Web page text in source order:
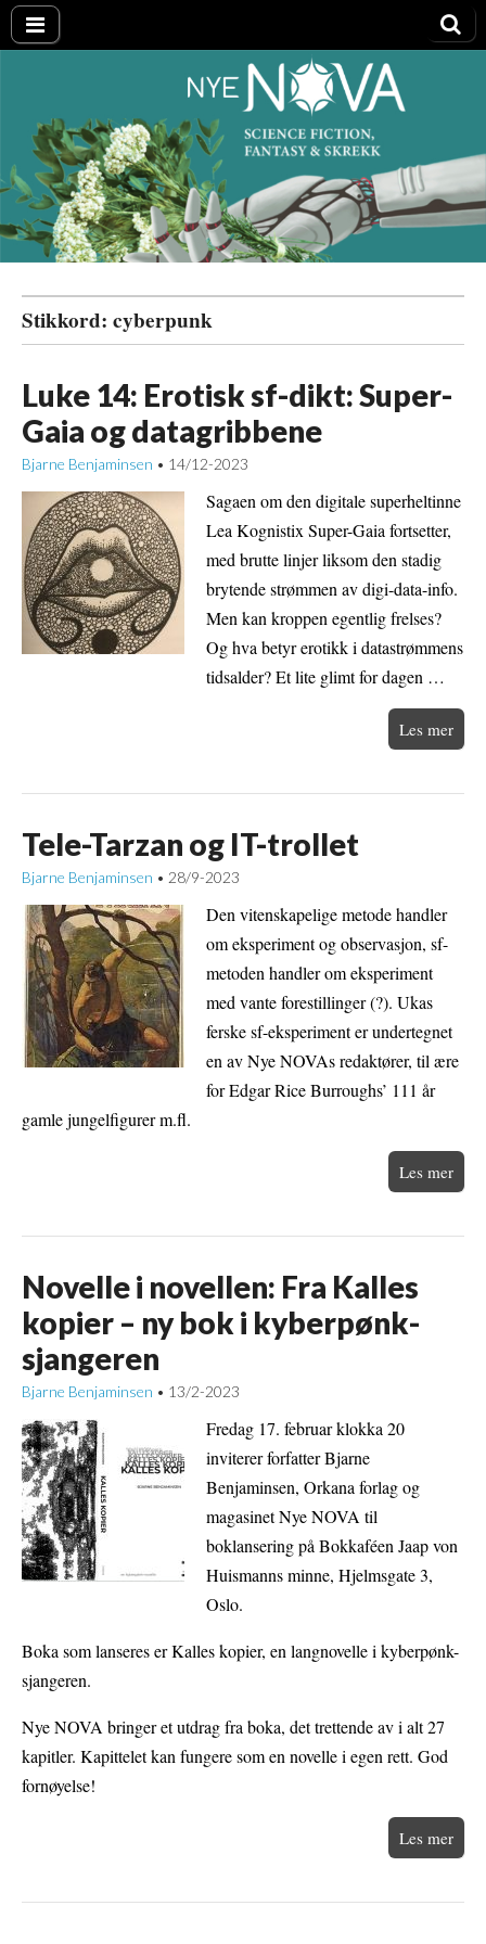
Nye NOVA
Stikkord: cyberpunk
Luke 14: Erotisk sf-dikt: Super-
Gaia og datagribbene
Bjarne Benjaminsen • 14/12-2023
Sagaen om den digitale superheltinne
Lea Kognistix Super-Gaia fortsetter,
med brutte linjer liksom den stadig
brytende strømmen av digi-data-info.
Men kan kroppen egentlig frelses?
Og hva betyr erotikk i datastrømmens
tidsalder? Et lite glimt for dagen …
Les mer
Tele-Tarzan og IT-trollet
Bjarne Benjaminsen • 28/9-2023
Den vitenskapelige metode handler
om eksperiment og observasjon, sf-
metoden handler om eksperiment
med vante forestillinger (?). Ukas
ferske sf-eksperiment er undertegnet
en av Nye NOVAs redaktører, til ære
for Edgar Rice Burroughs’ 111 år
gamle jungelfigurer m.fl.
Les mer
Novelle i novellen: Fra Kalles
kopier – ny bok i kyberpønk-
sjangeren
Bjarne Benjaminsen • 13/2-2023
Fredag 17. februar klokka 20
inviterer forfatter Bjarne
Benjaminsen, Orkana forlag og
magasinet Nye NOVA til
boklansering på Bokkaféen Jaap von
Huismanns minne, Hjelmsgate 3,
Oslo.
Boka som lanseres er Kalles kopier, en langnovelle i kyberpønk-
sjangeren.
Nye NOVA bringer et utdrag fra boka, det trettende av i alt 27
kapitler. Kapittelet kan fungere som en novelle i egen rett. God
fornøyelse!
Les mer